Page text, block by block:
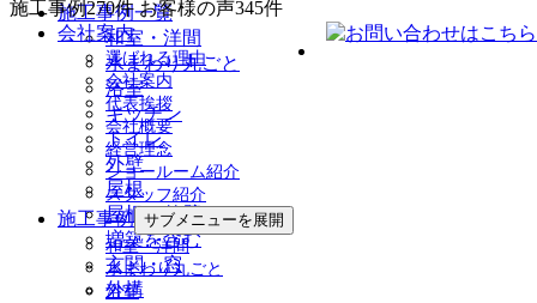
施工事例270件お客様の声345件
会社案内
選ばれる理由
会社案内
代表挨拶
会社概要
経営理念
ショールーム紹介
スタッフ紹介
施工事例 サブメニューを展開
和室・洋間
水まわり丸ごと
浴室
施工事例一覧
和室・洋間
水まわり丸ごと
浴室
キッチン
トイレ
外壁
屋根
屋根・外壁
増築を含む
玄関・窓
外構